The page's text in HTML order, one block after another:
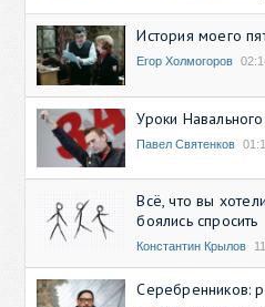
История моего
Егор Холмогоров
Уроки Навального
Павел Святенков
Всё, что вы
боялись спросить
Константин Крылов
Серебренников: